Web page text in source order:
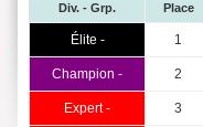
Div. - Grp. Place
Élite - 1
Champion - 2
Expert - 3